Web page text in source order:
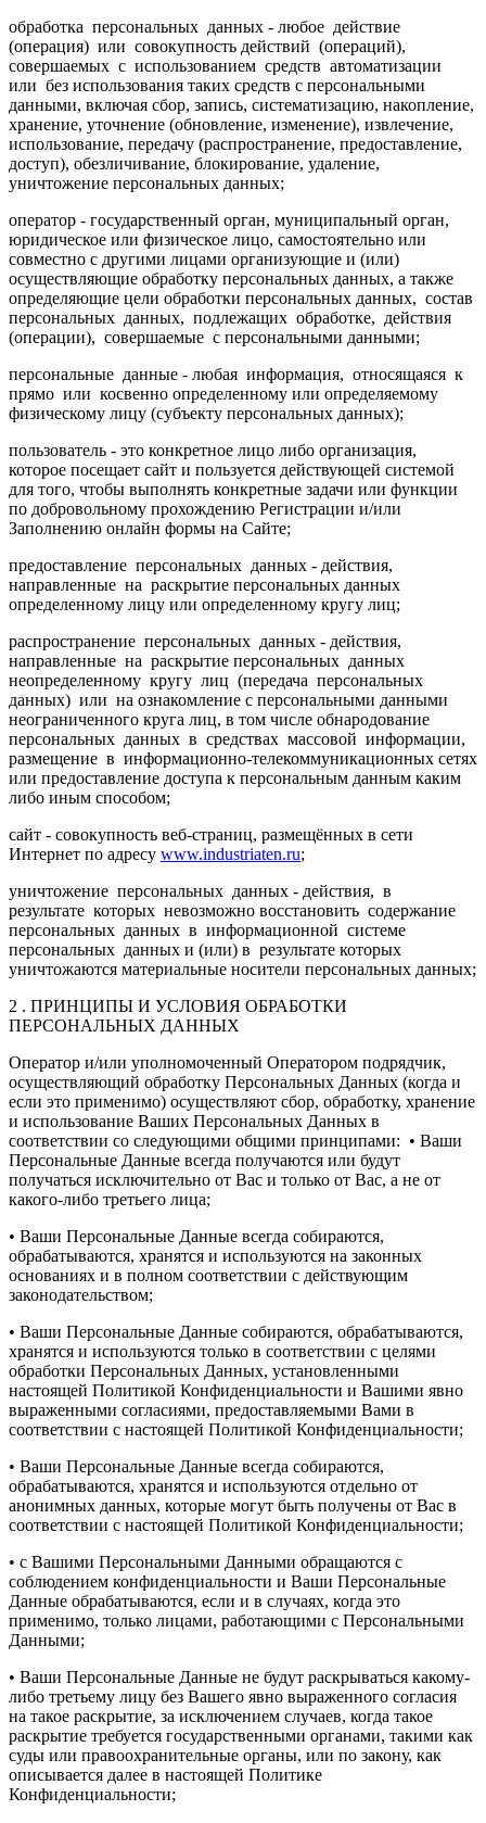
обработка персональных данных - любое действие
(операция) или совокупность действий (операций),
совершаемых с использованием средств автоматизации
или без использования таких средств с персональными
данными, включая сбор, запись, систематизацию, накопление,
хранение, уточнение (обновление, изменение), извлечение,
использование, передачу (распространение, предоставление,
доступ), обезличивание, блокирование, удаление,
уничтожение персональных данных;
оператор - государственный орган, муниципальный орган,
юридическое или физическое лицо, самостоятельно или
совместно с другими лицами организующие и (или)
осуществляющие обработку персональных данных, а также
определяющие цели обработки персональных данных, состав
персональных данных, подлежащих обработке, действия
(операции), совершаемые с персональными данными;
персональные данные - любая информация, относящаяся к
прямо или косвенно определенному или определяемому
физическому лицу (субъекту персональных данных);
пользователь - это конкретное лицо либо организация,
которое посещает сайт и пользуется действующей системой
для того, чтобы выполнять конкретные задачи или функции
по добровольному прохождению Регистрации и/или
Заполнению онлайн формы на Сайте;
предоставление персональных данных - действия,
направленные на раскрытие персональных данных
определенному лицу или определенному кругу лиц;
распространение персональных данных - действия,
направленные на раскрытие персональных данных
неопределенному кругу лиц (передача персональных
данных) или на ознакомление с персональными данными
неограниченного круга лиц, в том числе обнародование
персональных данных в средствах массовой информации,
размещение в информационно-телекоммуникационных сетях
или предоставление доступа к персональным данным каким
либо иным способом;
сайт - совокупность веб-страниц, размещённых в сети
Интернет по адресу www.industriaten.ru;
уничтожение персональных данных - действия, в
результате которых невозможно восстановить содержание
персональных данных в информационной системе
персональных данных и (или) в результате которых
уничтожаются материальные носители персональных данных;
2 . ПРИНЦИПЫ И УСЛОВИЯ ОБРАБОТКИ
ПЕРСОНАЛЬНЫХ ДАННЫХ
Оператор и/или уполномоченный Оператором подрядчик,
осуществляющий обработку Персональных Данных (когда и
если это применимо) осуществляют сбор, обработку, хранение
и использование Ваших Персональных Данных в
соответствии со следующими общими принципами: • Ваши
Персональные Данные всегда получаются или будут
получаться исключительно от Вас и только от Вас, а не от
какого-либо третьего лица;
• Ваши Персональные Данные всегда собираются,
обрабатываются, хранятся и используются на законных
основаниях и в полном соответствии с действующим
законодательством;
• Ваши Персональные Данные собираются, обрабатываются,
хранятся и используются только в соответствии с целями
обработки Персональных Данных, установленными
настоящей Политикой Конфиденциальности и Вашими явно
выраженными согласиями, предоставляемыми Вами в
соответствии с настоящей Политикой Конфиденциальности;
• Ваши Персональные Данные всегда собираются,
обрабатываются, хранятся и используются отдельно от
анонимных данных, которые могут быть получены от Вас в
соответствии с настоящей Политикой Конфиденциальности;
• с Вашими Персональными Данными обращаются с
соблюдением конфиденциальности и Ваши Персональные
Данные обрабатываются, если и в случаях, когда это
применимо, только лицами, работающими с Персональными
Данными;
• Ваши Персональные Данные не будут раскрываться какому-
либо третьему лицу без Вашего явно выраженного согласия
на такое раскрытие, за исключением случаев, когда такое
раскрытие требуется государственными органами, такими как
суды или правоохранительные органы, или по закону, как
описывается далее в настоящей Политике
Конфиденциальности;